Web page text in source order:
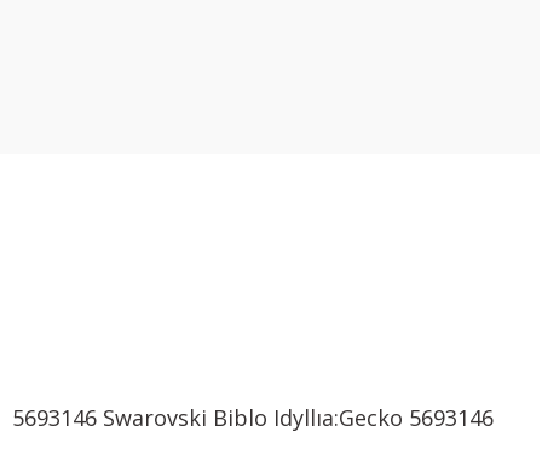
5693146 Swarovski Biblo Idyllıa:Gecko 5693146